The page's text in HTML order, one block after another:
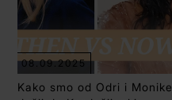
08.09.2025
Kako smo od Odri i Monike